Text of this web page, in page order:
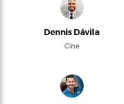
Dennis Dávila
Cine